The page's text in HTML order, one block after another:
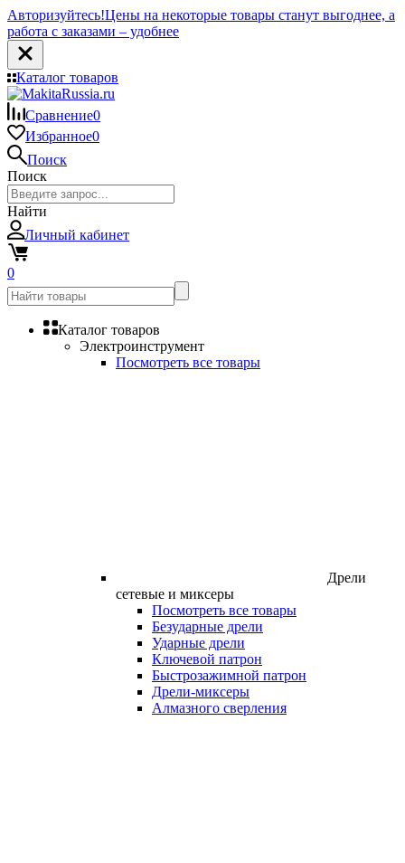
Авторизуйтесь!Цены на некоторые товары станут выгоднее, а
работа с заказами – удобнее
Каталог товаров
Сравнение0
Избранное0
Поиск
Поиск
Найти
Личный кабинет
0
Каталог товаров
Электроинструмент
Посмотреть все товары
Дрели
сетевые и миксеры
Посмотреть все товары
Безударные дрели
Ударные дрели
Ключевой патрон
Быстрозажимной патрон
Дрели-миксеры
Алмазного сверления